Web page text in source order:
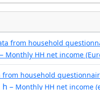
from household
Monthly HH net income
from household
– Monthly HH net income